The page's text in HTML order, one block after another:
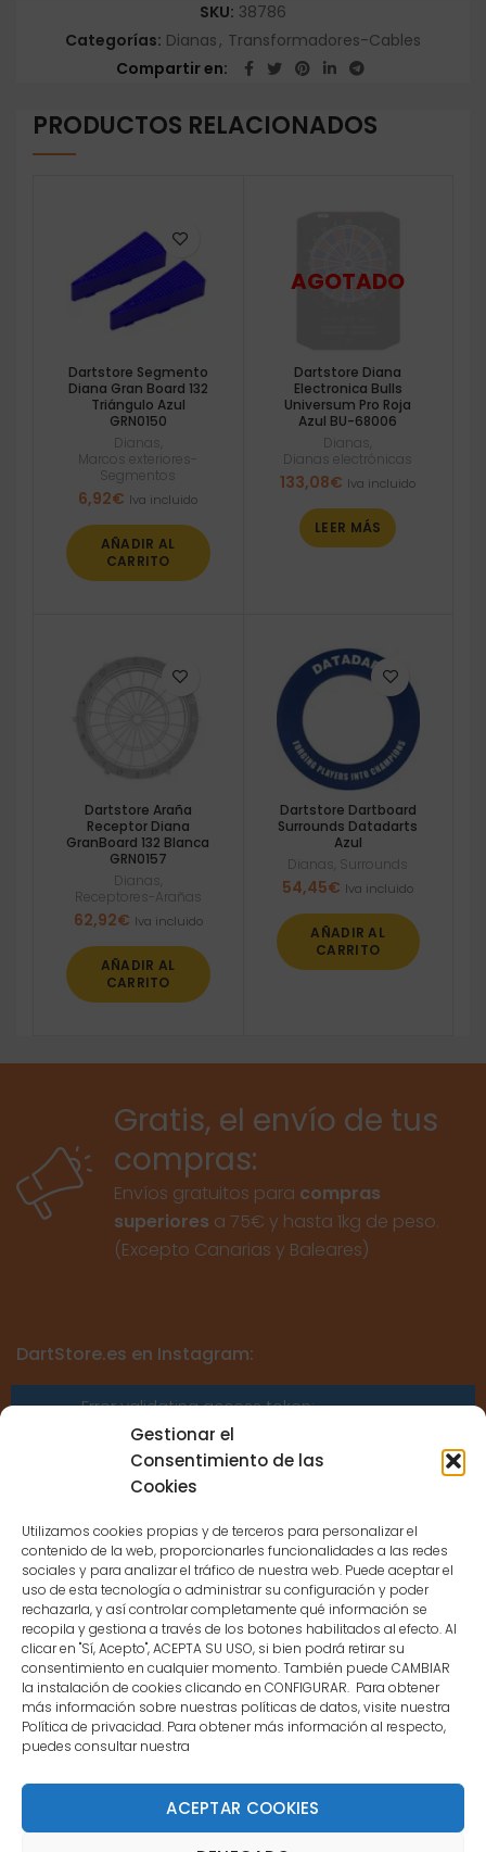
Gestionar el
Consentimiento de las
Cookies
Utilizamos cookies propias y de terceros para personalizar el
contenido de la web, proporcionarles funcionalidades a las redes
sociales y para analizar el tráfico de nuestra web. Puede aceptar el
uso de esta tecnología o administrar su configuración y poder
rechazarla, y así controlar completamente qué información se
recopila y gestiona a través de los botones habilitados al efecto. Al
clicar en "Sí, Acepto", ACEPTA SU USO, si bien podrá retirar su
consentimiento en cualquier momento. También puede CAMBIAR
la instalación de cookies clicando en CONFIGURAR. Para obtener
más información sobre nuestras políticas de datos, visite nuestra
Política de privacidad. Para obtener más información al respecto,
puedes consultar nuestra
ACEPTAR COOKIES
SKU: 38786
Categorías: Dianas, Transformadores-Cables
Compartir en
PRODUCTOS RELACIONADOS
Dartstore Segmento
Diana Gran Board 132
Triángulo Azul
GRN0150
Dianas
Marcos exteriores-
Segmentos
6,92€ Iva incluido
AÑADIR AL
CARRITO
Dartstore Diana
Electronica Bulls
Universum Pro Roja
Azul BU-68006
Dianas
Dianas electrónicas
133,08€ Iva incluido
LEER MÁS
Dartstore Araña
Receptor Diana
GranBoard 132 Blanca
GRN0157
Dianas
Receptores-Arañas
62,92€ Iva incluido
AÑADIR AL
CARRITO
Dartstore Dartboard
Surrounds Datadarts
Azul
Dianas Surrounds
54,45€ Iva incluido
AÑADIR AL
CARRITO
Gratis, el envío de tus
compras:
Envíos gratuitos para compras
superiores a 75€ y hasta 1kg de peso.
(Excepto Canarias y Baleares)
DartStore.es en Instagram:
Error validating access token:
Sessions for the user are not allowed
because the user is not a confirmed
CONTACTO
MENÚ PRINCIPAL
MI CUENTA
DOCUMENTACIÓN